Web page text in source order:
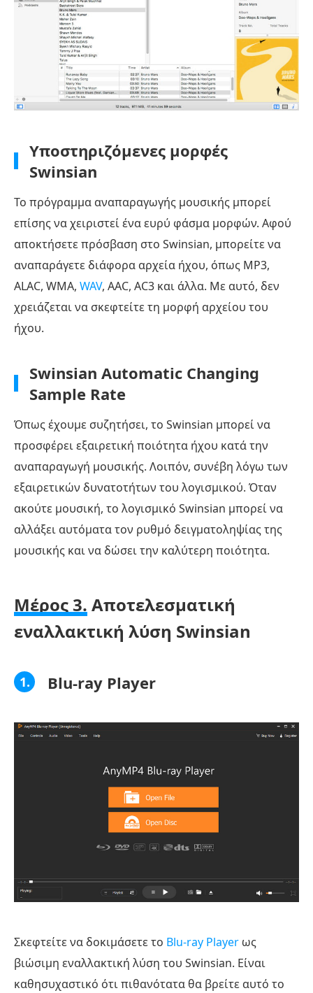
Υποστηριζόμενες μορφές
Swinsian
Το πρόγραμμα αναπαραγωγής μουσικής μπορεί
επίσης να χειριστεί ένα ευρύ φάσμα μορφών. Αφού
αποκτήσετε πρόσβαση στο Swinsian, μπορείτε να
αναπαράγετε διάφορα αρχεία ήχου, όπως MP3,
ALAC, WMA, WAV, AAC, AC3 και άλλα. Με αυτό, δεν
χρειάζεται να σκεφτείτε τη μορφή αρχείου του
ήχου.
Swinsian Automatic Changing
Sample Rate
Όπως έχουμε συζητήσει, το Swinsian μπορεί να
προσφέρει εξαιρετική ποιότητα ήχου κατά την
αναπαραγωγή μουσικής. Λοιπόν, συνέβη λόγω των
εξαιρετικών δυνατοτήτων του λογισμικού. Όταν
ακούτε μουσική, το λογισμικό Swinsian μπορεί να
αλλάξει αυτόματα τον ρυθμό δειγματοληψίας της
μουσικής και να δώσει την καλύτερη ποιότητα.
Μέρος 3. Αποτελεσματική
εναλλακτική λύση Swinsian
1. Blu-ray Player
Σκεφτείτε να δοκιμάσετε το Blu-ray Player ως
βιώσιμη εναλλακτική λύση του Swinsian. Είναι
καθησυχαστικό ότι πιθανότατα θα βρείτε αυτό το